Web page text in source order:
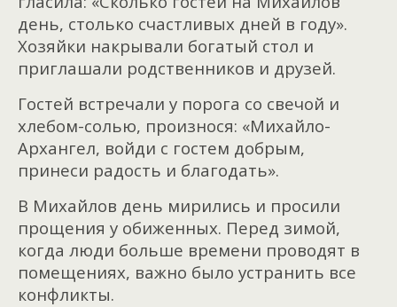
день, столько счастливых дней в году».
Хозяйки накрывали богатый стол и
приглашали родственников и друзей.
Гостей встречали у порога со свечой и
хлебом-солью, произнося: «Михайло-
Архангел, войди с гостем добрым,
принеси радость и благодать».
В Михайлов день мирились и просили
прощения у обиженных. Перед зимой,
когда люди больше времени проводят в
помещениях, важно было устранить все
конфликты.